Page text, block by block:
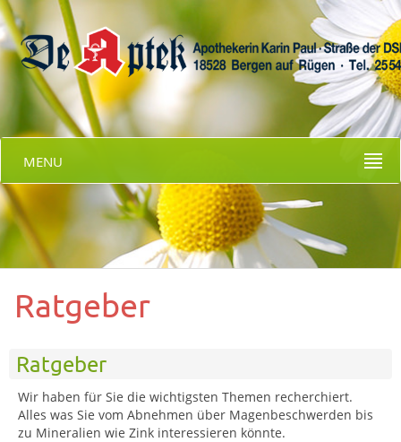
MENU
Ratgeber
Ratgeber
Wir haben für Sie die wichtigsten Themen recherchiert.
Alles was Sie vom Abnehmen über Magenbeschwerden bis
zu Mineralien wie Zink interessieren könnte.